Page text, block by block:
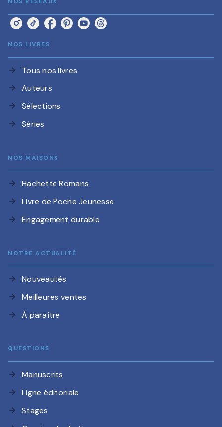
NOS RÉSEAUX
NOS LIVRES
arrow_forward Tous nos livres
arrow_forward Auteurs
arrow_forward Sélections
arrow_forward Séries
NOS MAISONS
arrow_forward Hachette Romans
arrow_forward Livre de Poche Jeunesse
arrow_forward Engagement durable
NOTRE ACTUALITÉ
arrow_forward Nouveautés
arrow_forward Meilleures ventes
arrow_forward À paraître
QUESTIONS
arrow_forward Manuscrits
arrow_forward Ligne éditoriale
arrow_forward Stages